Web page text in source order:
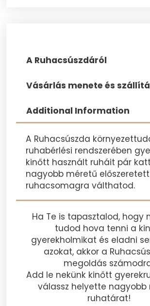
A Ruhacsúszdáról
Vásárlás menete és
Additional Information
A Ruhacsúszda
ruhabérlési rendszerében
kinőtt használt ruháit pár
nagyobb méretű előszeretett
ruhacsomagra válthatod.
Ha Te is tapasztalod, hogy
tudod hova tenni a
gyerekholmikat és eladni
azokat, akkor a
megoldás
Add le nekünk kinőtt
válassz helyette nagyobb
ruhatárat!